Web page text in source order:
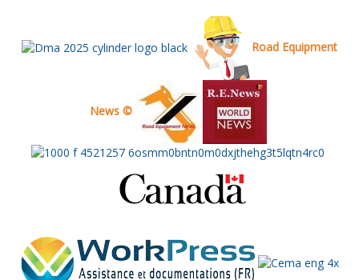
Road Equipment
News ©